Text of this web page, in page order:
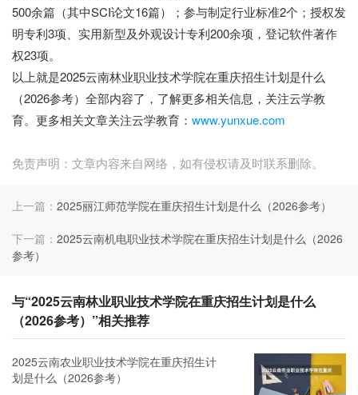
500余篇（其中SCI论文16篇）；参与制定行业标准2个；授权发
明专利3项、实用新型及外观设计专利200余项，登记软件著作
权23项。
以上就是2025云南林业职业技术学院在重庆招生计划是什么
（2026参考）全部内容了，了解更多相关信息，关注云学教
育。更多相关文章关注云学教育： www.yunxue.com
免责声明：文章内容来自网络，如有侵权请及时联系删除。
上一篇： 2025丽江师范学院在重庆招生计划是什么（2026参考）
下一篇： 2025云南机电职业技术学院在重庆招生计划是什么（2026
参考）
与“2025云南林业职业技术学院在重庆招生计划是什么
（2026参考）”相关推荐
2025云南农业职业技术学院在重庆招生计
划是什么（2026参考）